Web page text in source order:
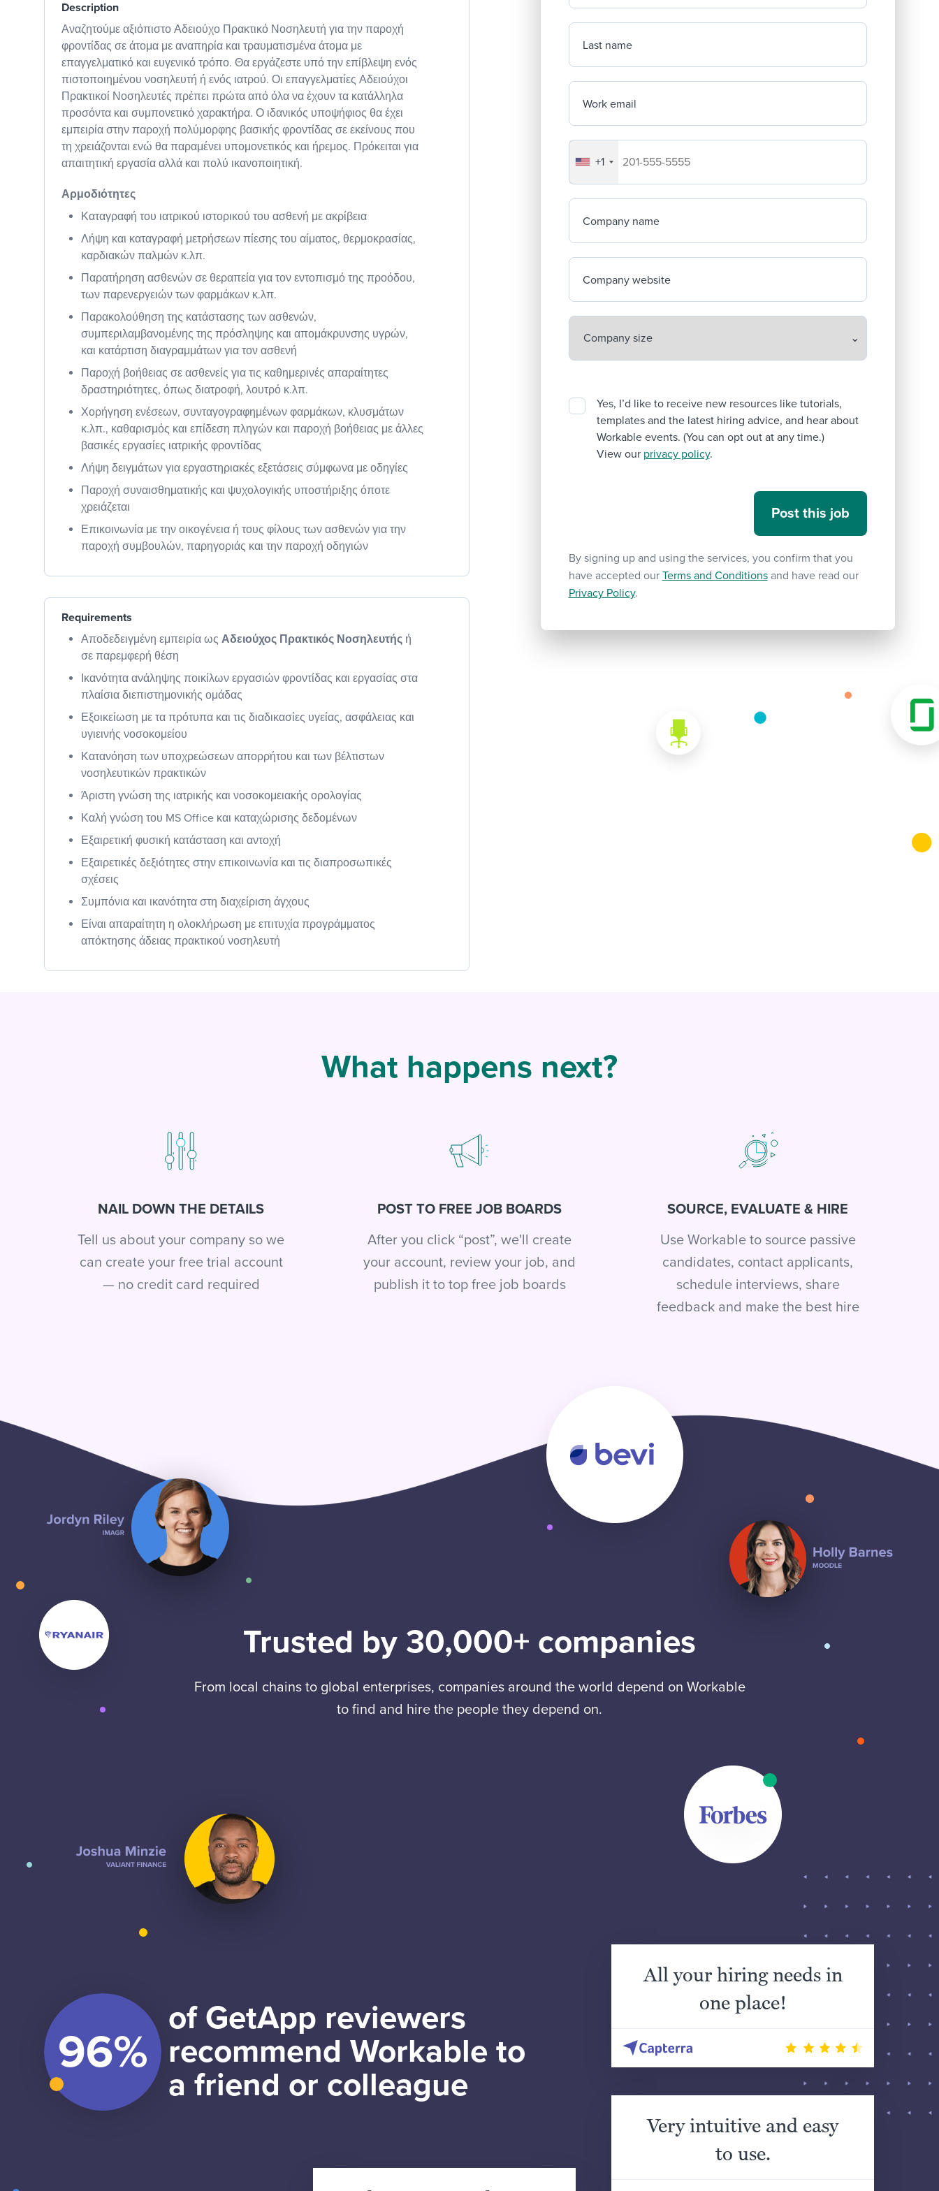
Description
Αναζητούμε αξιόπιστο Αδειούχο Πρακτικό Νοσηλευτή για την παροχή
φροντίδας σε άτομα με αναπηρία και τραυματισμένα άτομα με
επαγγελματικό και ευγενικό τρόπο. Θα εργάζεστε υπό την επίβλεψη ενός
πιστοποιημένου νοσηλευτή ή ενός ιατρού. Οι επαγγελματίες Αδειούχοι
Πρακτικοί Νοσηλευτές πρέπει πρώτα από όλα να έχουν τα κατάλληλα
προσόντα και συμπονετικό χαρακτήρα. Ο ιδανικός υποψήφιος θα έχει
εμπειρία στην παροχή πολύμορφης βασικής φροντίδας σε εκείνους που
τη χρειάζονται ενώ θα παραμένει υπομονετικός και ήρεμος. Πρόκειται για
απαιτητική εργασία αλλά και πολύ ικανοποιητική.
Αρμοδιότητες
Καταγραφή του ιατρικού ιστορικού του ασθενή με ακρίβεια
Λήψη και καταγραφή μετρήσεων πίεσης του αίματος, θερμοκρασίας,
καρδιακών παλμών κ.λπ.
Παρατήρηση ασθενών σε θεραπεία για τον εντοπισμό της προόδου,
των παρενεργειών των φαρμάκων κ.λπ.
Παρακολούθηση της κατάστασης των ασθενών,
συμπεριλαμβανομένης της πρόσληψης και απομάκρυνσης υγρών,
και κατάρτιση διαγραμμάτων για τον ασθενή
Παροχή βοήθειας σε ασθενείς για τις καθημερινές απαραίτητες
δραστηριότητες, όπως διατροφή, λουτρό κ.λπ.
Χορήγηση ενέσεων, συνταγογραφημένων φαρμάκων, κλυσμάτων
κ.λπ., καθαρισμός και επίδεση πληγών και παροχή βοήθειας με άλλες
βασικές εργασίες ιατρικής φροντίδας
Λήψη δειγμάτων για εργαστηριακές εξετάσεις σύμφωνα με οδηγίες
Παροχή συναισθηματικής και ψυχολογικής υποστήριξης όποτε
χρειάζεται
Επικοινωνία με την οικογένεια ή τους φίλους των ασθενών για την
παροχή συμβουλών, παρηγοριάς και την παροχή οδηγιών
Requirements
Αποδεδειγμένη εμπειρία ως Αδειούχος Πρακτικός Νοσηλευτής ή
σε παρεμφερή θέση
Ικανότητα ανάληψης ποικίλων εργασιών φροντίδας και εργασίας στα
πλαίσια διεπιστημονικής ομάδας
Εξοικείωση με τα πρότυπα και τις διαδικασίες υγείας, ασφάλειας και
υγιεινής νοσοκομείου
Κατανόηση των υποχρεώσεων απορρήτου και των βέλτιστων
νοσηλευτικών πρακτικών
Άριστη γνώση της ιατρικής και νοσοκομειακής ορολογίας
Καλή γνώση του MS Office και καταχώρισης δεδομένων
Εξαιρετική φυσική κατάσταση και αντοχή
Εξαιρετικές δεξιότητες στην επικοινωνία και τις διαπροσωπικές
σχέσεις
Συμπόνια και ικανότητα στη διαχείριση άγχους
Είναι απαραίτητη η ολοκλήρωση με επιτυχία προγράμματος
απόκτησης άδειας πρακτικού νοσηλευτή
Last name
Work email
Your company's phone number
+1
Company name
Company website
Yes, I’d like to receive new resources like tutorials,
templates and the latest hiring advice, and hear about
Workable events. (You can opt out at any time.)
View our privacy policy.
By signing up and using the services, you confirm that you
have accepted our Terms and Conditionsand have read our
Privacy Policy.
What happens next?
NAIL DOWN THE DETAILS
Tell us about your company so we
can create your free trial account
— no credit card required
POST TO FREE JOB BOARDS
After you click “post”, we'll create
your account, review your job, and
publish it to top free job boards
SOURCE, EVALUATE & HIRE
Use Workable to source passive
candidates, contact applicants,
schedule interviews, share
feedback and make the best hire
Trusted by 30,000+ companies
From local chains to global enterprises, companies around the world depend on Workable
to find and hire the people they depend on.
of GetApp reviewers
recommend Workable to
a friend or colleague
All your hiring needs in
one place!
Very intuitive and easy
to use.